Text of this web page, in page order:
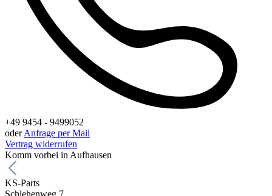
+49 9454 - 9499052
oderAnfrage per Mail
Vertrag widerrufen
Komm vorbei in Aufhausen
KS-Parts